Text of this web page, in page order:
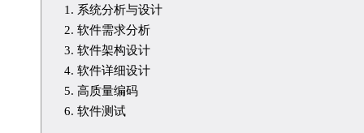
系统分析与设计
软件需求分析
软件架构设计
软件详细设计
高质量编码
软件测试